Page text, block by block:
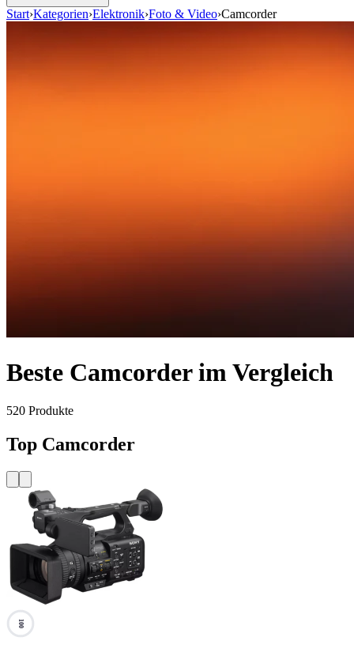
Start›Kategorien›Elektronik›Foto & Video›Camcorder
Beste Camcorder im Vergleich
520 Produkte
Top Camcorder
100